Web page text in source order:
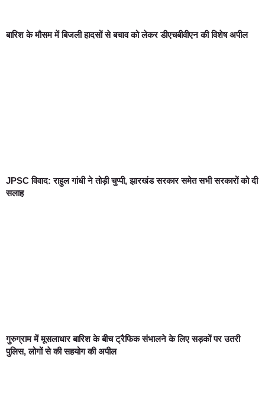
बारिश के मौसम में बिजली हादसों से बचाव को लेकर डीएचबीवीएन की विशेष अपील
JPSC विवाद: राहुल गांधी ने तोड़ी चुप्पी, झारखंड सरकार समेत सभी सरकारों को दी
सलाह
गुरुग्राम में मूसलाधार बारिश के बीच ट्रैफिक संभालने के लिए सड़कों पर उतरी
पुलिस, लोगों से की सहयोग की अपील